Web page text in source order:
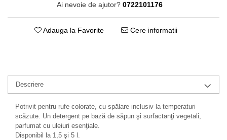
Ai nevoie de ajutor? 0722101176
Adauga la Favorite Cere informatii
Descriere
Potrivit pentru rufe colorate, cu spălare inclusiv la temperaturi
scăzute. Un detergent pe bază de săpun şi surfactanţi vegetali,
parfumat cu uleiuri esenţiale.
Disponibil la 1,5 şi 5 l.